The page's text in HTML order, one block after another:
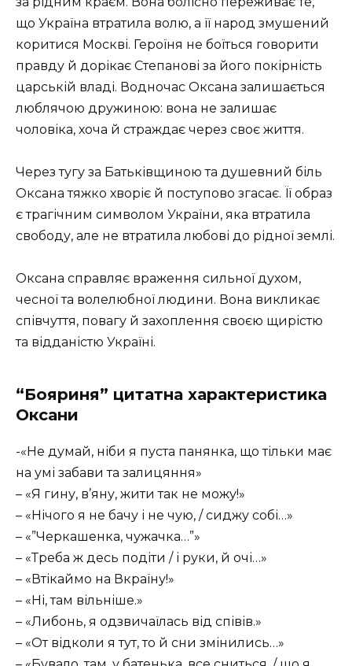
що Україна втратила волю, а її народ змушений
коритися Москві. Героїня не боїться говорити
правду й дорікає Степанові за його покірність
царській владі. Водночас Оксана залишається
люблячою дружиною: вона не залишає
чоловіка, хоча й страждає через своє життя.
Через тугу за Батьківщиною та душевний біль
Оксана тяжко хворіє й поступово згасає. Її образ
є трагічним символом України, яка втратила
свободу, але не втратила любові до рідної землі.
Оксана справляє враження сильної духом,
чесної та волелюбної людини. Вона викликає
співчуття, повагу й захоплення своєю щирістю
та відданістю Україні.
“Бояриня” цитатна характеристика
Оксани
-«Не думай, ніби я пуста панянка, що тільки має
на умі забави та залицяння»
– «Я гину, в’яну, жити так не можу!»
– «Нічого я не бачу і не чую, / сиджу собі…»
– «”Черкашенка, чужачка…”»
– «Треба ж десь подіти / і руки, й очі…»
– «Втікаймо на Вкраїну!»
– «Ні, там вільніше.»
– «Либонь, я одзвичаїлась від співів.»
– «От відколи я тут, то й сни змінились…»